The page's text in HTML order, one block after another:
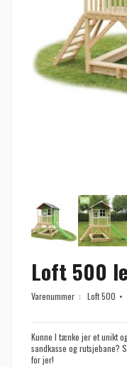
Loft 500
Varenummer : Loft 500
Kunne I tænke jer et unikt
sandkasse og rutsjebane?
for jer!